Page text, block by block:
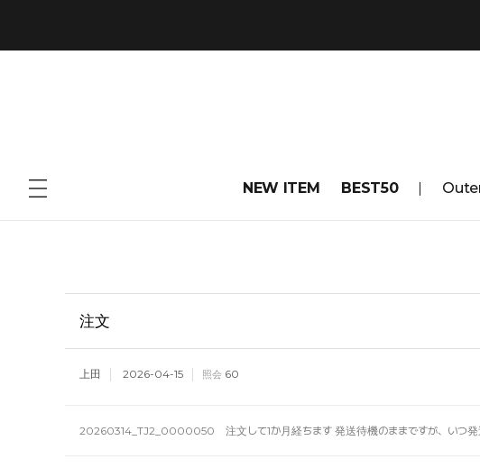
NEW ITEM BEST50
注文
上田 2026-04-15 照会 60
20260314_TJ2_0000050 注文して1か月経ちます 発送待機のままですが、いつ発